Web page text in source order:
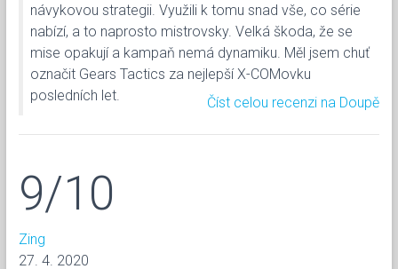
návykovou strategii. Využili k tomu snad vše, co série
nabízí, a to naprosto mistrovsky. Velká škoda, že se
mise opakují a kampaň nemá dynamiku. Měl jsem chuť
označit Gears Tactics za nejlepší X-COMovku
posledních let.
Číst celou recenzi na Doupě
9/10
Zing
27. 4. 2020